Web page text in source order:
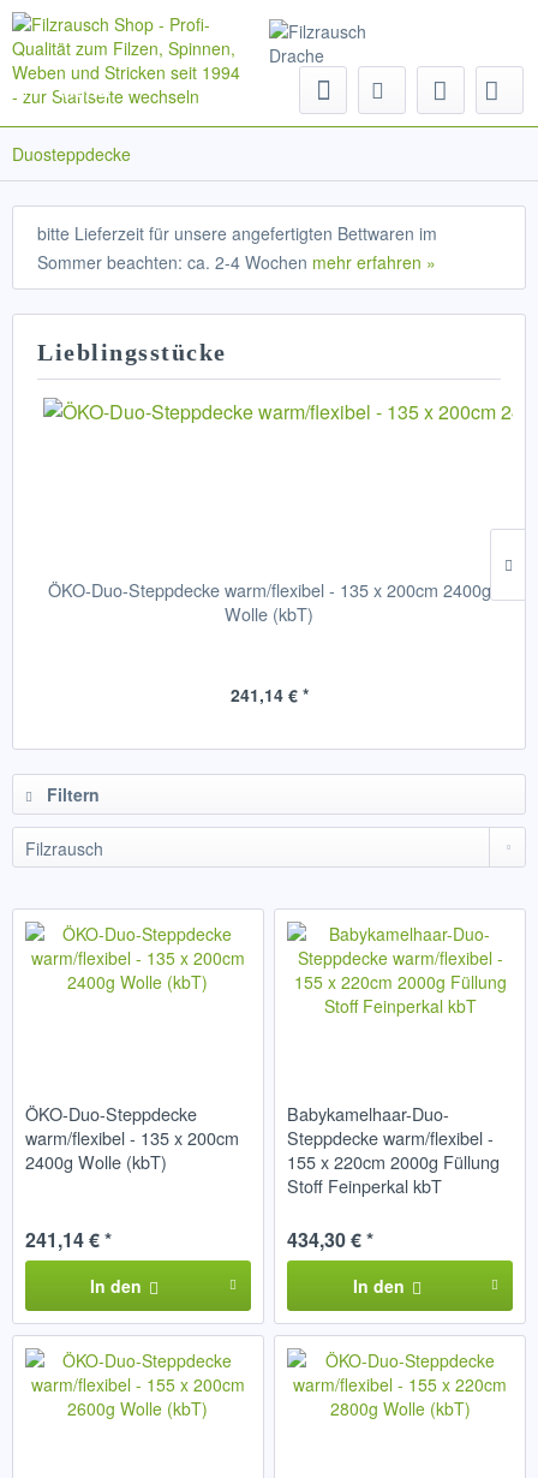
Menü
Duosteppdecke
bitte Lieferzeit für unsere angefertigten Bettwaren im
Sommer beachten: ca. 2-4 Wochen mehr erfahren »
Lieblingsstücke
ÖKO-Duo-Steppdecke warm/flexibel - 135 x 200cm 2400g
Wolle (kbT)
241,14 € *
Filtern
ÖKO-Duo-Steppdecke
warm/flexibel - 135 x 200cm
2400g Wolle (kbT)
241,14 € *
In den
Babykamelhaar-Duo-
Steppdecke warm/flexibel -
155 x 220cm 2000g Füllung
Stoff Feinperkal kbT
434,30 € *
In den